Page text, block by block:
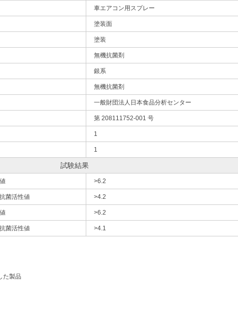
車エアコン用スプレー
塗装面
塗装
無機抗菌剤
銀系
無機抗菌剤
一般財団法人日本食品分析センター
第 208111752-001 号
1
1
試験結果
>6.2
菌活性値 >4.2
>6.2
菌活性値 >4.1
た製品